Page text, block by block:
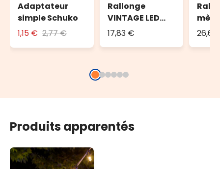
Adaptateur
simple Schuko
1,15 € 2,77 €
Rallonge
VINTAGE LED
PRO, 5 m, câble
17,83 €
noir,
Produits apparentés